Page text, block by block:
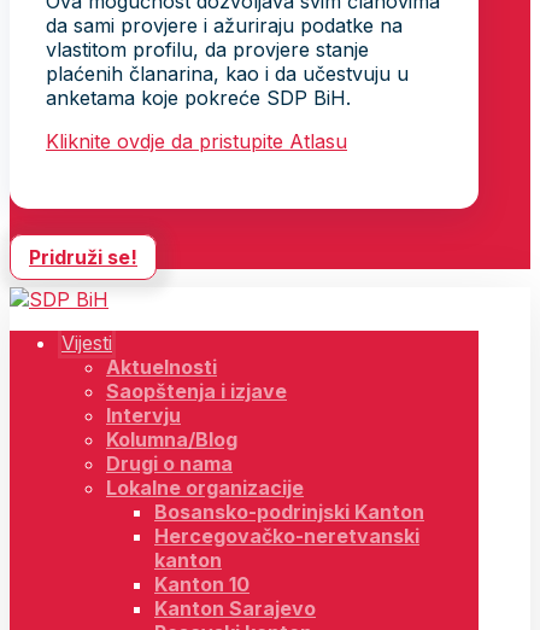
da sami provjere i ažuriraju podatke na
vlastitom profilu, da provjere stanje
plaćenih članarina, kao i da učestvuju u
anketama koje pokreće SDP BiH.
Kliknite ovdje da pristupite Atlasu
Pridruži se!
Vijesti
Aktuelnosti
Saopštenja i izjave
Intervju
Kolumna/Blog
Drugi o nama
Lokalne organizacije
Bosansko-podrinjski Kanton
Hercegovačko-neretvanski
kanton
Kanton 10
Kanton Sarajevo